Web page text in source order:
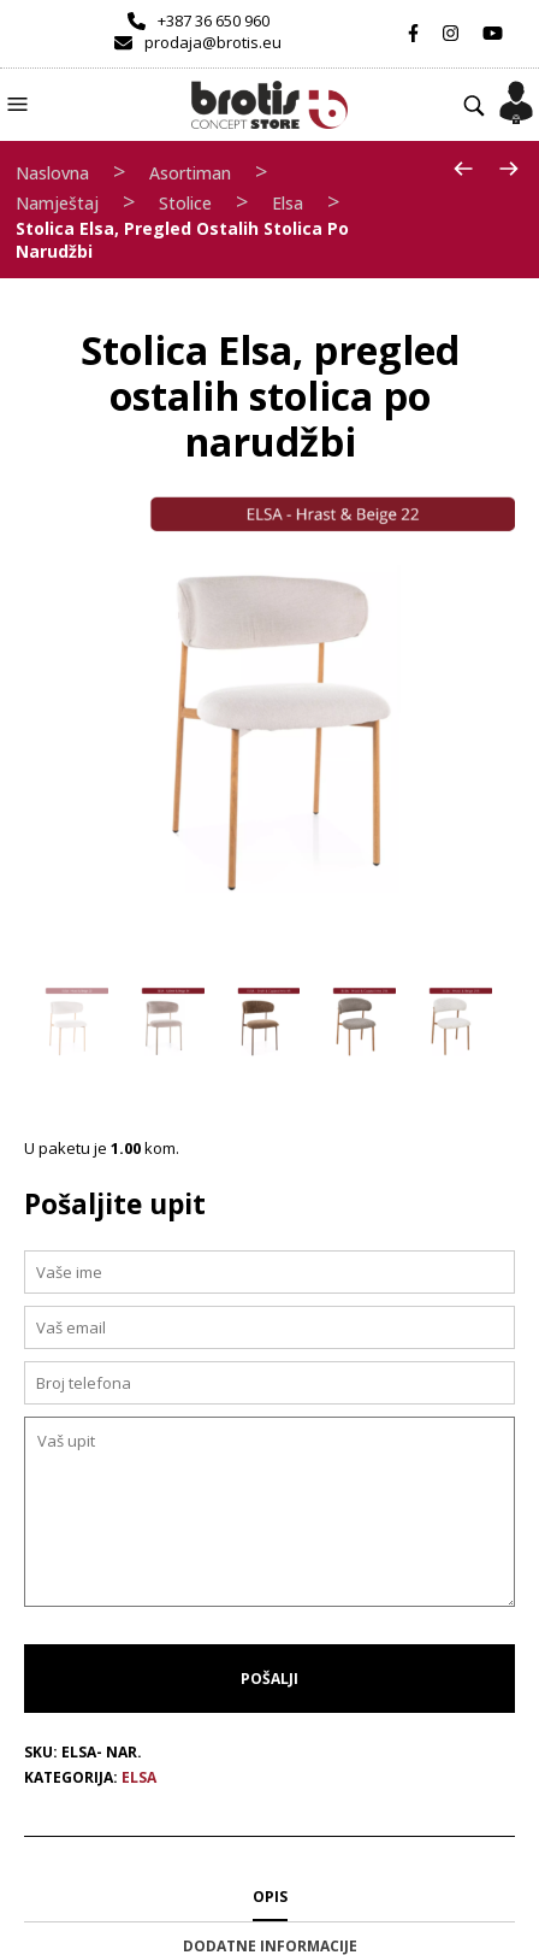
+387 36 650 960
prodaja@brotis.eu
Naslovna > Asortiman >
Namještaj > Stolice > Elsa >
Stolica Elsa, Pregled Ostalih Stolica Po
Narudžbi
Stolica Elsa, pregled
ostalih stolica po
narudžbi
U paketu je 1.00kom.
Pošaljite upit
SKU: ELSA- NAR.
KATEGORIJA: ELSA
OPIS
DODATNE INFORMACIJE